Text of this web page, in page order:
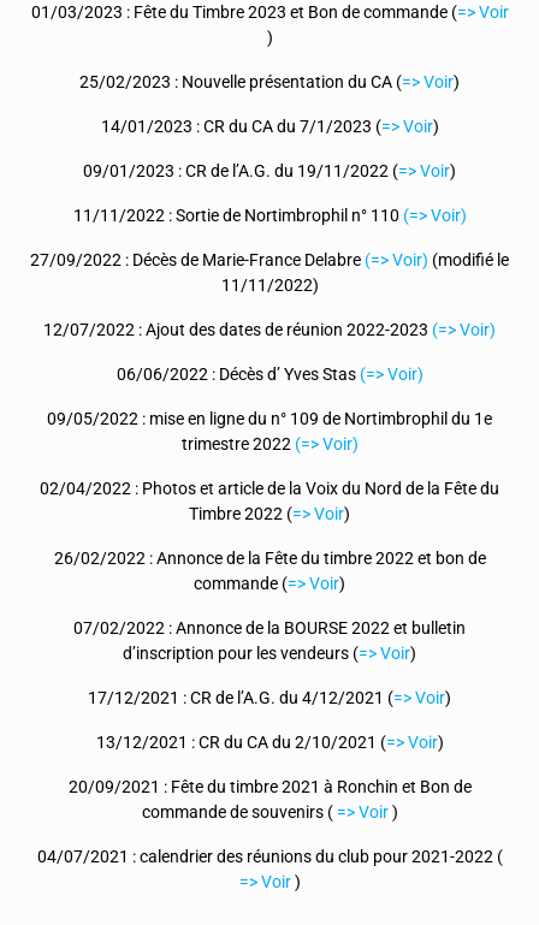
01/03/2023 : Fête du Timbre 2023 et Bon de commande (=> Voir
)
25/02/2023 : Nouvelle présentation du CA (=> Voir)
14/01/2023 : CR du CA du 7/1/2023 (=> Voir)
09/01/2023 : CR de l’A.G. du 19/11/2022 (=> Voir)
11/11/2022 : Sortie de Nortimbrophil n° 110 (=> Voir)
27/09/2022 : Décès de Marie-France Delabre (=> Voir) (modifié le
11/11/2022)
12/07/2022 : Ajout des dates de réunion 2022-2023 (=> Voir)
06/06/2022 : Décès d’ Yves Stas (=> Voir)
09/05/2022 : mise en ligne du n° 109 de Nortimbrophil du 1e
trimestre 2022 (=> Voir)
02/04/2022 : Photos et article de la Voix du Nord de la Fête du
Timbre 2022 (=> Voir)
26/02/2022 : Annonce de la Fête du timbre 2022 et bon de
commande (=> Voir)
07/02/2022 : Annonce de la BOURSE 2022 et bulletin
d’inscription pour les vendeurs (=> Voir)
17/12/2021 : CR de l’A.G. du 4/12/2021 (=> Voir)
13/12/2021 : CR du CA du 2/10/2021 (=> Voir)
20/09/2021 : Fête du timbre 2021 à Ronchin et Bon de
commande de souvenirs ( => Voir)
04/07/2021 : calendrier des réunions du club pour 2021-2022 (
=> Voir)